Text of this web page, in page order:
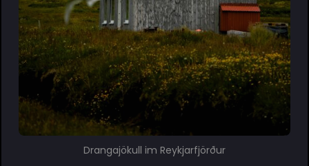
Drangajökull im Reykjarfjörður